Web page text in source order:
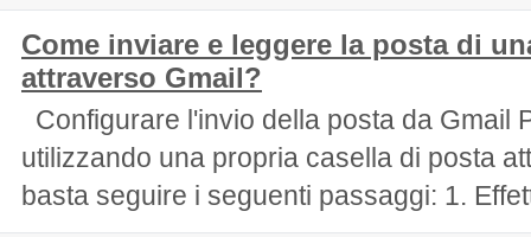
Come inviare e leggere la posta di
attraverso Gmail?
Configurare l'invio della posta da Gmail
utilizzando una propria casella di posta
basta seguire i seguenti passaggi: 1.